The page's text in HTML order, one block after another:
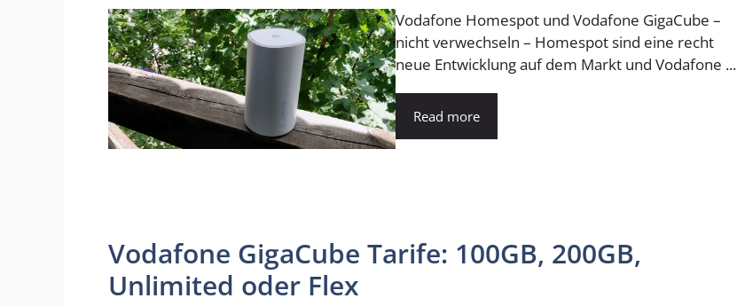
Vodafone Homespot und Vodafone GigaCube –
nicht verwechseln – Homespot sind eine recht
neue Entwicklung auf dem Markt und Vodafone ...
Read more
Vodafone GigaCube Tarife: 100GB, 200GB,
Unlimited oder Flex